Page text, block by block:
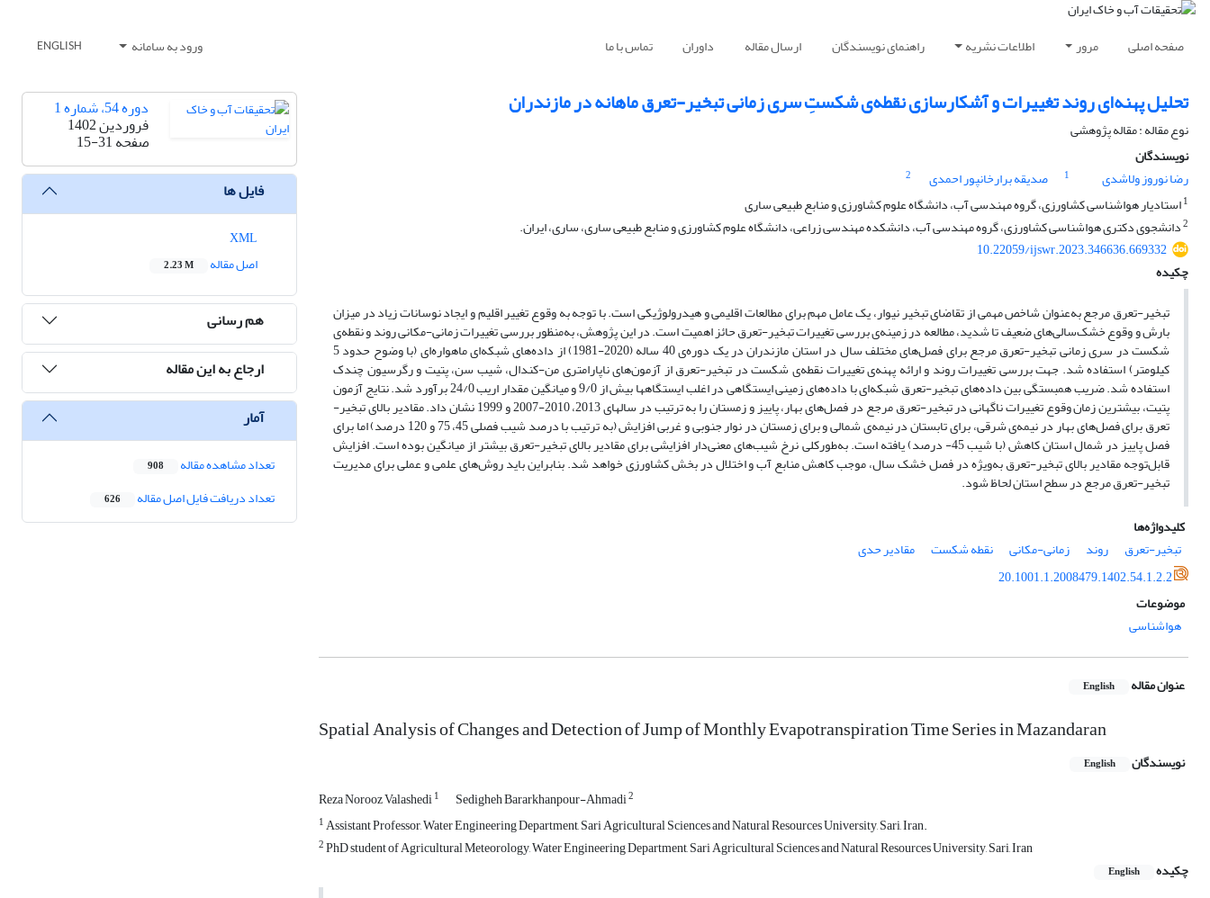
صفحه اصلی مرور اطلاعات نشریه راهنمای نویسندگان ارسال مقاله داوران تماس با ما ورود به سامانه ENGLISH
تحلیل پهنه‌ای روند تغییرات و آشکارسازی نقطه‌ی شکستِ سری زمانی تبخیر-تعرق ماهانه در مازندران
نوع مقاله : مقاله پژوهشی
نویسندگان
رضا نوروز ولاشدی
1 صدیقه برارخانپور احمدی
2
1استادیار هواشناسی کشاورزی، گروه مهندسی آب، دانشگاه علوم کشاورزی و منابع طبیعی ساری
2دانشجوی دکتری هواشناسی کشاورزی، گروه مهندسی آب، دانشکده مهندسی زراعی، دانشگاه علوم کشاورزی و منابع طبیعی ساری، ساری، ایران.
10.22059/ijswr.2023.346636.669332
چکیده
تبخیر-تعرق مرجع به‌عنوان شاخص مهمی از تقاضای تبخیر نیوار، یک عامل مهم برای مطالعات اقلیمی و هیدرولوژیکی است. با توجه به وقوع تغییر اقلیم و ایجاد نوسانات زیاد در میزان
بارش و وقوع خشک‌سالی‌های ضعیف تا شدید، مطالعه در زمینه‌ی بررسی تغییرات تبخیر-تعرق حائز اهمیت است. در این پژوهش، به‌منظور بررسی تغییرات زمانی-مکانی روند و نقطه‌ی
شکست در سری زمانی تبخیر-تعرق مرجع برای فصل‌های مختلف سال در استان مازندران در یک دوره‌ی 40 ساله (2020-1981) از داده‌های شبکه‌ای ماهواره‌ای (با وضوح حدود 5
کیلومتر) استفاده شد. جهت بررسی تغییرات روند و ارائه پهنه‌ی تغییرات نقطه‌ی شکست در تبخیر-تعرق از آزمون‌های ناپارامتری من-کندال، شیب سن، پتیت و رگرسیون چندک
استفاده شد. ضریب همبستگی بین داده‌های تبخیر-تعرق شبکه‌ای با داده‌های زمینی ایستگاهی در اغلب ایستگاه­ها بیش از 9/0 و میانگین مقدار اریب 24/0 برآورد شد. نتایج آزمون
پتیت، بیشترین زمان وقوع تغییرات ناگهانی در تبخیر-تعرق مرجع در فصل‌های بهار، پاییز و زمستان را به ترتیب در سال­های 2013، 2010-2007 و 1999 نشان داد. مقادیر بالای تبخیر-
تعرق برای فصل‌های بهار در نیمه‌ی شرقی، برای تابستان در نیمه‌ی شمالی و برای زمستان در نوار جنوبی و غربی افزایش (به ترتیب با درصد شیب فصلی 45، 75 و 120 درصد) اما برای
فصل پاییز در شمال استان کاهش (با شیب 45- درصد) یافته است. به‌طورکلی نرخ شیب‌های معنی‌دار افزایشی برای مقادیر بالای تبخیر-تعرق بیشتر از میانگین بوده است. افزایش
قابل‌توجه مقادیر بالای تبخیر-تعرق به‌ویژه در فصل خشک سال، موجب کاهش منابع آب و اختلال در بخش کشاورزی خواهد شد. بنابراین باید روش‌های علمی و عملی برای مدیریت
تبخیر-تعرق مرجع در سطح استان لحاظ شود.
کلیدواژه‌ها
تبخیر-تعرق
روند زمانی-مکانی نقطه شکست
مقادیر حدی
20.1001.1.2008479.1402.54.1.2.2
موضوعات
هواشناسی
عنوان مقاله English
Spatial Analysis of Changes and Detection of Jump of Monthly Evapotranspiration Time Series in Mazandaran
نویسندگان English
Reza Norooz Valashedi1 Sedigheh Bararkhanpour-Ahmadi2
1Assistant Professor, Water Engineering Department, Sari Agricultural Sciences and Natural Resources University, Sari, Iran.
2PhD student of Agricultural Meteorology, Water Engineering Department, Sari Agricultural Sciences and Natural Resources University, Sari, Iran
چکیده
English
دوره 54، شماره 1
فروردین 1402
صفحه15-31
فایل ها
اصل مقاله
2.23 M
هم رسانی
ارجاع به این مقاله
آمار
تعداد مشاهده مقاله 908
تعداد دریافت فایل اصل مقاله 626